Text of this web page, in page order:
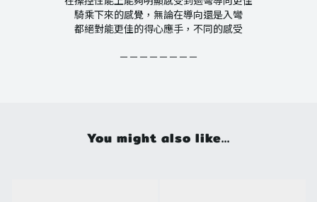
騎乘下來的感覺，無論在導向還是入彎
都絕對能更佳的得心應手，不同的感受
－－－－－－－－
You might also like...